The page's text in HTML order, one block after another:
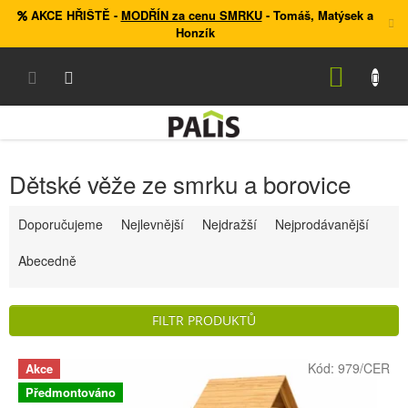
Přejít
obsah
AKCE HŘIŠTĚ- MODŘÍN za cenu SMRKU- Tomáš, Matýsek a
Honzík
Dětské věže ze smrku a borovice
Ř
a
e
n
Doporučujeme Nejlevnější Nejdražší
Nejprodávanější
Abecedně
FILTR PRODUKTŮ
V
ý
Akce
Předmontováno
Kód: 979/CER